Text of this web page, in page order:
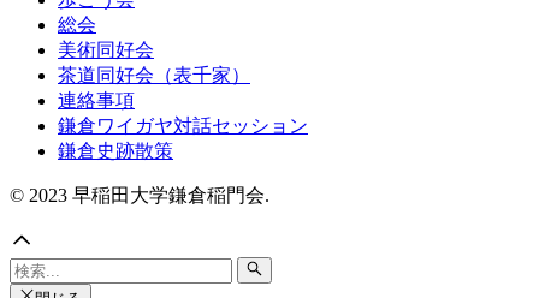
総会
美術同好会
茶道同好会（表千家）
連絡事項
鎌倉ワイガヤ対話セッション
鎌倉史跡散策
© 2023 早稲田大学鎌倉稲門会.